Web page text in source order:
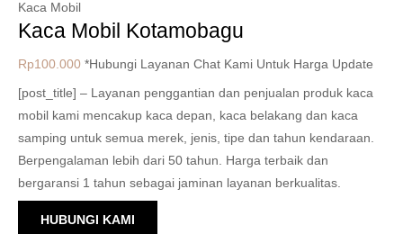
Kaca Mobil
Kaca Mobil Kotamobagu
Rp100.000 *Hubungi Layanan Chat Kami Untuk Harga Update
[post_title] – Layanan penggantian dan penjualan produk kaca
mobil kami mencakup kaca depan, kaca belakang dan kaca
samping untuk semua merek, jenis, tipe dan tahun kendaraan.
Berpengalaman lebih dari 50 tahun. Harga terbaik dan
bergaransi 1 tahun sebagai jaminan layanan berkualitas.
HUBUNGI KAMI